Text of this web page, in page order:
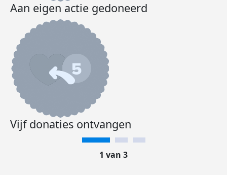
Aan eigen actie gedoneerd
Vijf donaties ontvangen
1 van 3